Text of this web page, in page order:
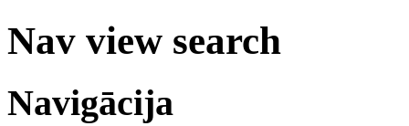
Nav view search
Navigācija